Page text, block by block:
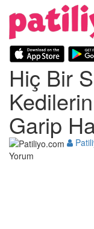
Hiç Bir
Garip
Yorum